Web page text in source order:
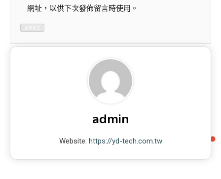
網址，以供下次發佈留言時使用。
admin
Website: https://yd-tech.com.tw